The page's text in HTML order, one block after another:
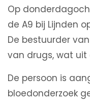
Op
de A9 bij Lijnden
De bestuurder
van drugs, wat uit
De persoon is
bloedonderzoek